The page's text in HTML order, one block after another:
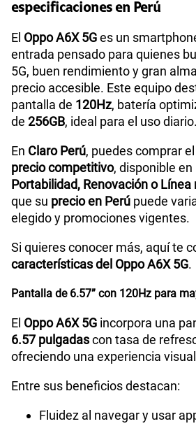
Procesador
Tamaño de Pantalla
WiFI
Bluetooth
Cámara de fotos Principal
especificaciones en Perú
El Oppo A6X 5Ges un
entrada pensado para quienes
5G, buen rendimiento y gran
precio accesible. Este equipo
pantalla de 120Hz, batería
de 256GB, ideal para el uso diario.
En Claro Perú, puedes comprar el
precio competitivo, disponible
Portabilidad, Renovación o Línea
que su precio en Perú puede
elegido y promociones vigentes.
Si quieres conocer más, aquí te
características del Oppo A6X 5G.
Pantalla de 6.57” con 120Hz para
El Oppo A6X 5G incorpora una
6.57 pulgadascon tasa de
ofreciendo una experiencia
Entre sus beneficios destacan:
Fluidez al navegar y usar